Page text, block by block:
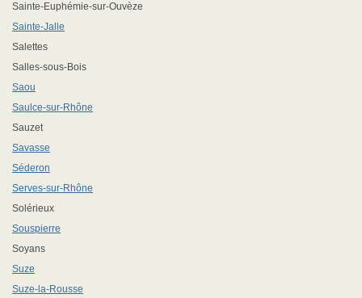
Sainte-Euphémie-sur-Ouvèze
Sainte-Jalle
Salettes
Salles-sous-Bois
Saou
Saulce-sur-Rhône
Sauzet
Savasse
Séderon
Serves-sur-Rhône
Solérieux
Souspierre
Soyans
Suze
Suze-la-Rousse